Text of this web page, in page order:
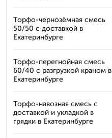
Торфо-чернозёмная смесь
50/50 с доставкой в
Екатеринбурге
Торфо-перегнойная смесь
60/40 с разгрузкой краном в
Екатеринбурге
Торфо-навозная смесь с
доставкой и укладкой в
грядки в Екатеринбурге